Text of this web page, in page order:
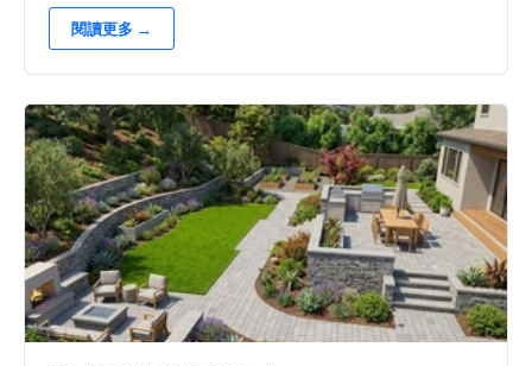
閱讀更多 →